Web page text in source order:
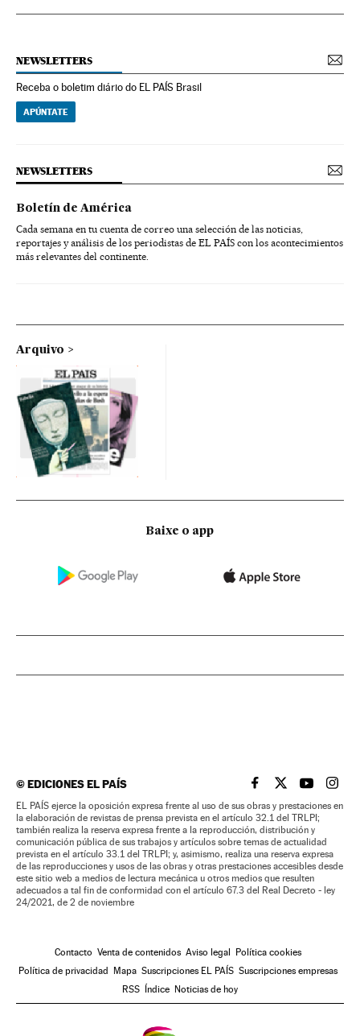
NEWSLETTERS
Receba o boletim diário do EL PAÍS Brasil
APÚNTATE
NEWSLETTERS
Boletín de América
Cada semana en tu cuenta de correo una selección de las noticias,
reportajes y análisis de los periodistas de EL PAÍS con los acontecimientos
más relevantes del continente.
Arquivo
Baixe o app
©EDICIONES EL PAÍS EL PAÍS BRASIL EN
EL PAÍSEL PAÍS
EL
EL PAÍS ejerce la oposición expresa frente al uso de sus obras y prestaciones en
la elaboración de revistas de prensa prevista en el artículo 32.1 del TRLPI;
también realiza la reserva expresa frente a la reproducción, distribución y
comunicación pública de sus trabajos y artículos sobre temas de actualidad
prevista en el artículo 33.1 del TRLPI; y, asimismo, realiza una reserva expresa
de las reproducciones y usos de las obras y otras prestaciones accesibles desde
este sitio web a medios de lectura mecánica u otros medios que resulten
adecuados a tal fin de conformidad con el artículo 67.3 del Real Decreto - ley
24/2021, de 2 de noviembre
Contacto Venta de contenidos Aviso legal Política cookies
Política de privacidad Mapa Suscripciones EL PAÍS Suscripciones empresas
RSS Índice Noticias de hoy